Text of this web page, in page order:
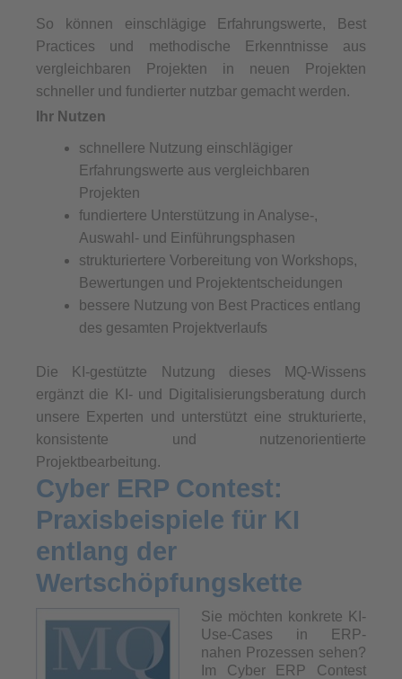
So können einschlägige Erfahrungswerte, Best
Practices und methodische Erkenntnisse aus
vergleichbaren Projekten in neuen Projekten
schneller und fundierter nutzbar gemacht werden.
Ihr Nutzen
schnellere Nutzung einschlägiger
Erfahrungswerte aus vergleichbaren
Projekten
fundiertere Unterstützung in Analyse-,
Auswahl- und Einführungsphasen
strukturiertere Vorbereitung von Workshops,
Bewertungen und Projektentscheidungen
bessere Nutzung von Best Practices entlang
des gesamten Projektverlaufs
Die KI-gestützte Nutzung dieses MQ-Wissens
ergänzt die KI- und Digitalisierungsberatung durch
unsere Experten und unterstützt eine strukturierte,
konsistente und nutzenorientierte
Projektbearbeitung.
Cyber ERP Contest:
Praxisbeispiele für KI
entlang der
Wertschöpfungskette
Sie möchten konkrete KI-
Use-Cases in ERP-
nahen Prozessen sehen?
Im Cyber ERP Contest